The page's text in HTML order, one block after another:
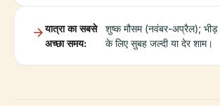
यात्रा का सबसे
अच्छा समय:
शुष्क मौसम (नवंबर-अप्रैल); भीड़
के लिए सुबह जल्दी या देर शाम।